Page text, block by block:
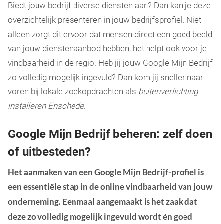
Biedt jouw bedrijf diverse diensten aan? Dan kan je deze
overzichtelijk presenteren in jouw bedrijfsprofiel. Niet
alleen zorgt dit ervoor dat mensen direct een goed beeld
van jouw dienstenaanbod hebben, het helpt ook voor je
vindbaarheid in de regio. Heb jij jouw Google Mijn Bedrijf
zo volledig mogelijk ingevuld? Dan kom jij sneller naar
voren bij lokale zoekopdrachten als buitenverlichting
installeren Enschede.
Google Mijn Bedrijf beheren: zelf doen
of uitbesteden?
Het aanmaken van een Google Mijn Bedrijf-profiel is
een essentiële stap in de online vindbaarheid van jouw
onderneming. Eenmaal aangemaakt is het zaak dat
deze zo volledig mogelijk ingevuld wordt én goed